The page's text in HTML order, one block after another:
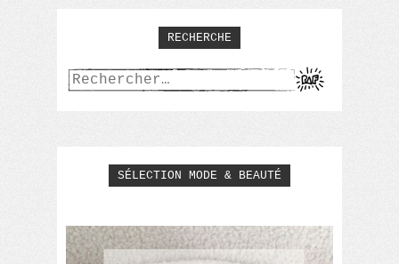
RECHERCHE
Rechercher :
SÉLECTION MODE & BEAUTÉ